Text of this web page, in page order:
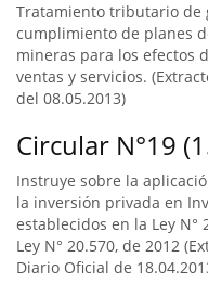
Tratamiento tributario de
cumplimiento de planes
mineras para los efectos
ventas y servicios.
del 08.05.2013)
Circular N°19
Instruye sobre la
la inversión privada en
establecidos en la Ley N°
Ley N° 20.570, de 2012
Diario Oficial de